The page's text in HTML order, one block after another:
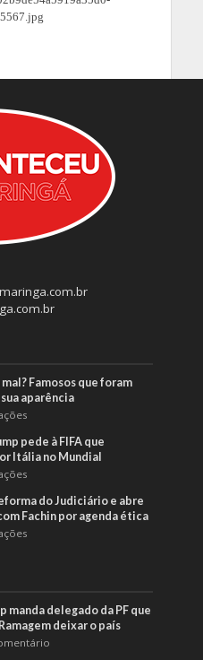
Famosos que foram
aparência
pede à FIFA que
Itália no Mundial
do Judiciário e abre
Fachin por agenda ética
manda delegado da PF que
deixar o país